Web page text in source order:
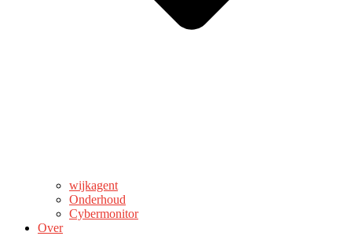
wijkagent
Onderhoud
Cybermonitor
Over